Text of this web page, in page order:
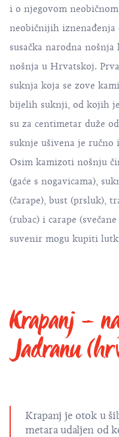
i o njegovom
neobičnijih iznenađenja
susačka narodna
nošnja u Hrvatskoj.
suknja koja se zove
bijelih suknji, od kojih
su za centimetar duže
suknje ušivena je ručno
Osim kamizoti nošnju
(gaće s nogavicama),
(čarape), bust (prsluk),
(rubac) i carape
suvenir mogu kupiti
Krapanj –
Jadranu
Krapanj je otok u
metara udaljen od